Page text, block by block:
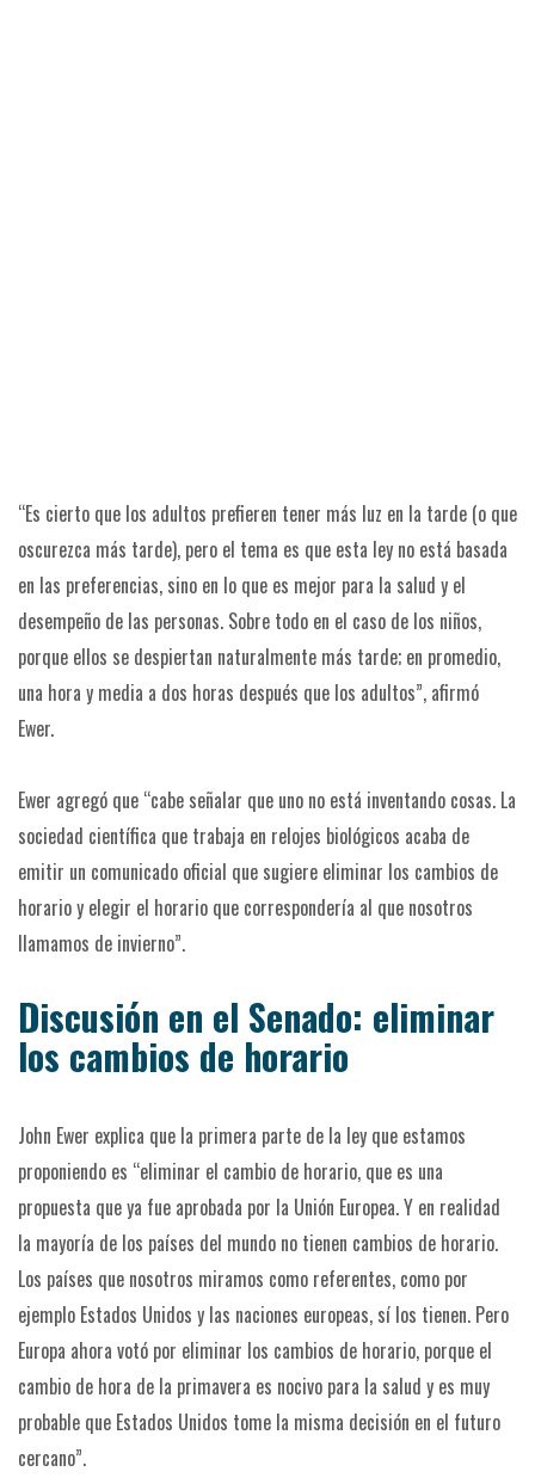
“Es cierto que los adultos prefieren tener más luz en la tarde (o que
oscurezca más tarde), pero el tema es que esta ley no está basada
en las preferencias, sino en lo que es mejor para la salud y el
desempeño de las personas. Sobre todo en el caso de los niños,
porque ellos se despiertan naturalmente más tarde; en promedio,
una hora y media a dos horas después que los adultos”, afirmó
Ewer.
Ewer agregó que “cabe señalar que uno no está inventando cosas. La
sociedad científica que trabaja en relojes biológicos acaba de
emitir un comunicado oficial que sugiere eliminar los cambios de
horario y elegir el horario que correspondería al que nosotros
llamamos de invierno”.
Discusión en el Senado: eliminar
los cambios de horario
John Ewer explica que la primera parte de la ley que estamos
proponiendo es “eliminar el cambio de horario, que es una
propuesta que ya fue aprobada por la Unión Europea. Y en realidad
la mayoría de los países del mundo no tienen cambios de horario.
Los países que nosotros miramos como referentes, como por
ejemplo Estados Unidos y las naciones europeas, sí los tienen. Pero
Europa ahora votó por eliminar los cambios de horario, porque el
cambio de hora de la primavera es nocivo para la salud y es muy
probable que Estados Unidos tome la misma decisión en el futuro
cercano”.